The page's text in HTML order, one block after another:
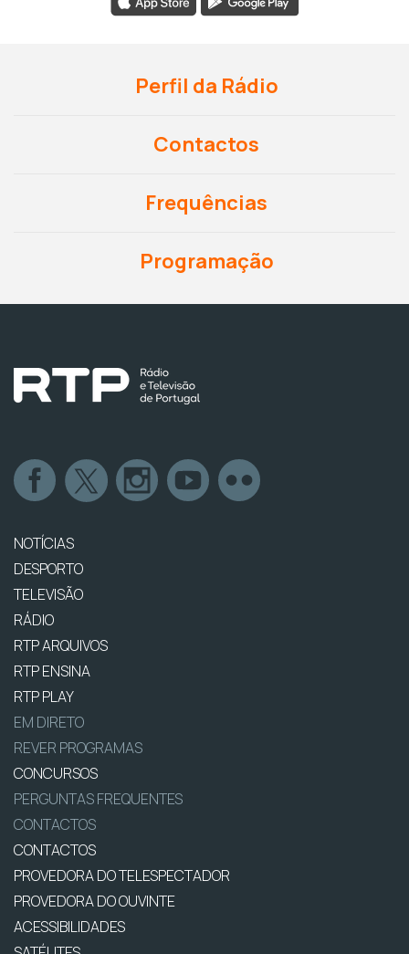
Perfil da Rádio
Contactos
Frequências
Programação
NOTÍCIAS
DESPORTO
TELEVISÃO
RÁDIO
RTP ARQUIVOS
RTP ENSINA
RTP PLAY
EM DIRETO
REVER PROGRAMAS
CONCURSOS
PERGUNTAS FREQUENTES
CONTACTOS
CONTACTOS
PROVEDORA DO TELESPECTADOR
PROVEDORA DO OUVINTE
ACESSIBILIDADES